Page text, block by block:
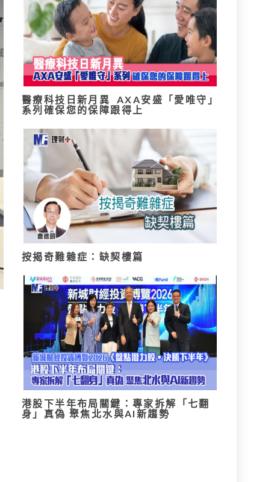
醫療科技日新月異 AXA安盛「愛唯守」
系列確保您的保障跟得上
按揭奇難雜症：缺契樓篇
港股下半年布局關鍵：專家拆解「七翻
身」真偽 聚焦北水與AI新趨勢